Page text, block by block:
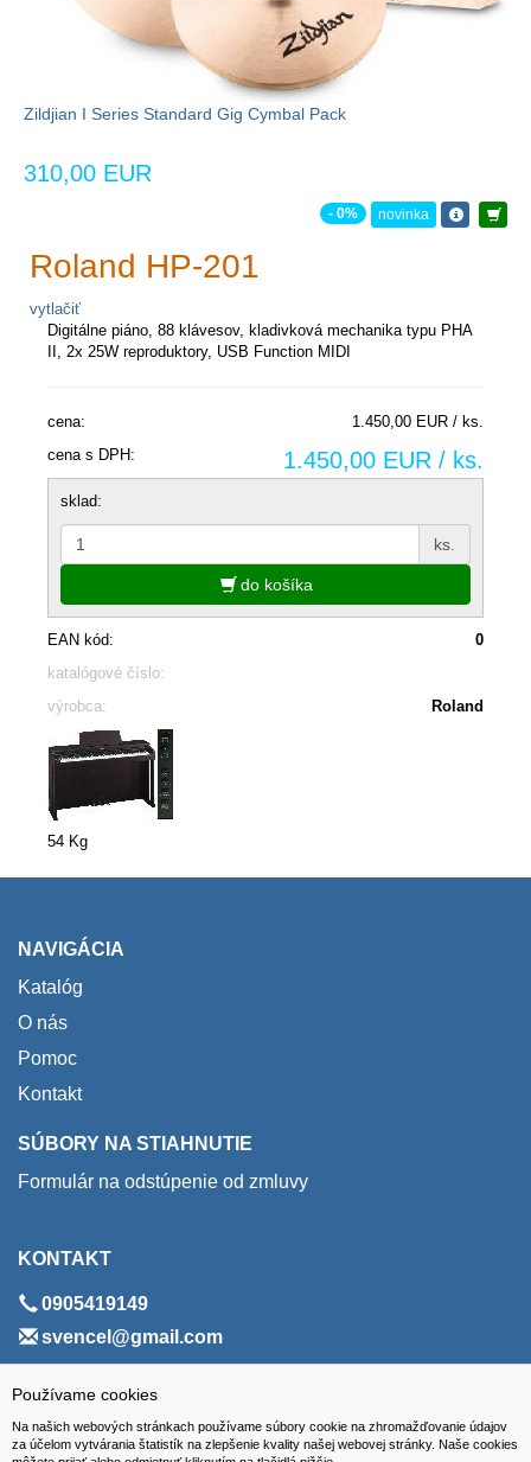
Používame cookies
Na našich webových stránkach používame súbory cookie na zhromažďovanie údajov
za účelom vytvárania štatistík na zlepšenie kvality našej webovej stránky. Naše cookies
Zildjian I Series Standard Gig Cymbal Pack
310,00 EUR
- 0% novinka
Roland HP-201
vytlačiť
Digitálne piáno, 88 klávesov, kladivková mechanika typu PHA
II, 2x 25W reproduktory, USB Function MIDI
cena:
1.450,00 EUR / ks.
cena s DPH:
1.450,00 EUR / ks.
sklad:
ks.
do košíka
EAN kód:
0
katalógové číslo:
výrobca:
Roland
54 Kg
NAVIGÁCIA
Katalóg
O nás
Pomoc
Kontakt
SÚBORY NA STIAHNUTIE
Formulár na odstúpenie od zmluvy
KONTAKT
0905419149
svencel@gmail.com
ADRESA
VEST - tech s.r.o.